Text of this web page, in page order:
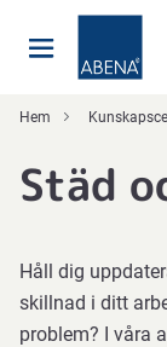
Hem
Städ
Håll dig
skillnad i ditt
problem? I våra